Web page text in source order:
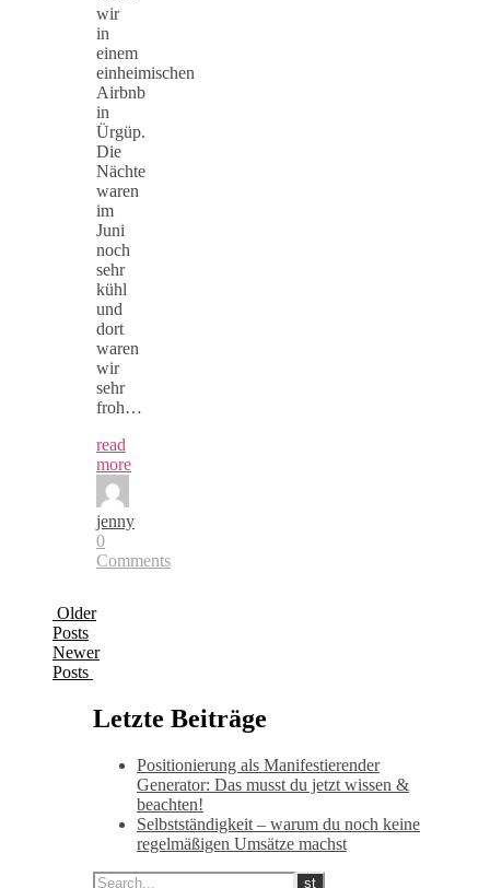
wir
in
einem
einheimischen
Airbnb
in
Ürgüp.
Die
Nächte
waren
im
Juni
noch
sehr
kühl
und
dort
waren
wir
sehr
froh…
read
more
jenny
0
Comments
Older
Posts
Newer
Posts
Letzte Beiträge
Positionierung als Manifestierender
Generator: Das musst du jetzt wissen &
beachten!
Selbstständigkeit – warum du noch keine
regelmäßigen Umsätze machst